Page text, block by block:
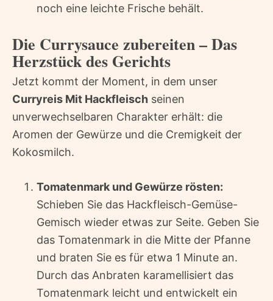
noch eine leichte Frische behält.
Die Currysauce zubereiten – Das
Herzstück des Gerichts
Jetzt kommt der Moment, in dem unser
Curryreis Mit Hackfleisch seinen
unverwechselbaren Charakter erhält: die
Aromen der Gewürze und die Cremigkeit der
Kokosmilch.
Tomatenmark und Gewürze rösten:
Schieben Sie das Hackfleisch-Gemüse-
Gemisch wieder etwas zur Seite. Geben Sie
das Tomatenmark in die Mitte der Pfanne
und braten Sie es für etwa 1 Minute an.
Durch das Anbraten karamellisiert das
Tomatenmark leicht und entwickelt ein